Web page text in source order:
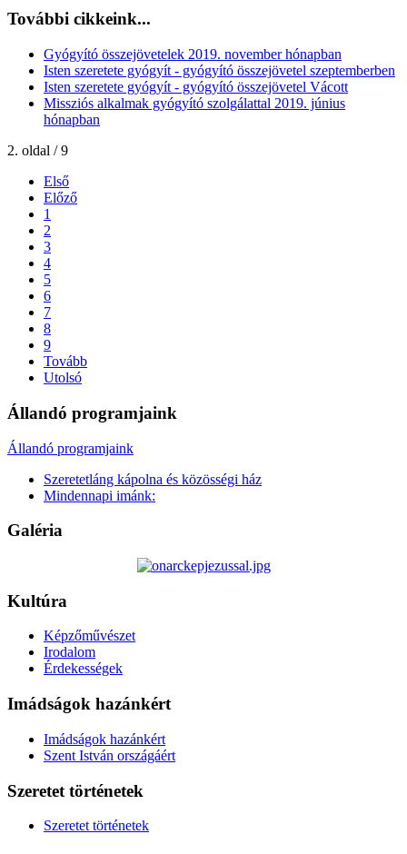
További cikkeink...
Gyógyító összejövetelek 2019. november hónapban
Isten szeretete gyógyít - gyógyító összejövetel szeptemberben
Isten szeretete gyógyít - gyógyító összejövetel Vácott
Missziós alkalmak gyógyító szolgálattal 2019. június
hónapban
2. oldal / 9
Első
Előző
1
2
3
4
5
6
7
8
9
Tovább
Utolsó
Állandó programjaink
Állandó programjaink
Szeretetláng kápolna és közösségi ház
Mindennapi imánk:
Galéria
Kultúra
Képzőművészet
Irodalom
Érdekességek
Imádságok hazánkért
Imádságok hazánkért
Szent István országáért
Szeretet történetek
Szeretet történetek